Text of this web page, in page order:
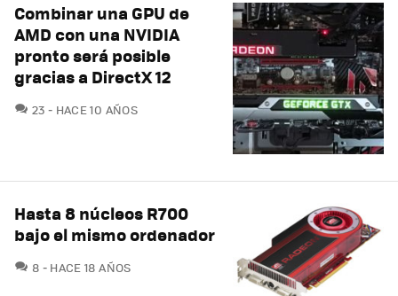
Combinar una GPU de
AMD con una NVIDIA
pronto será posible
gracias a DirectX 12
23 COMENTARIOS
HACE 10 AÑOS
Hasta 8 núcleos R700
bajo el mismo ordenador
8 COMENTARIOS
HACE 18 AÑOS